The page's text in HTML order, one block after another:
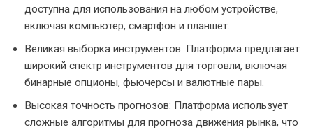
доступна для использования на любом устройстве,
включая компьютер, смартфон и планшет.
Великая выборка инструментов: Платформа предлагает
широкий спектр инструментов для торговли, включая
бинарные опционы, фьючерсы и валютные пары.
Высокая точность прогнозов: Платформа использует
сложные алгоритмы для прогноза движения рынка, что